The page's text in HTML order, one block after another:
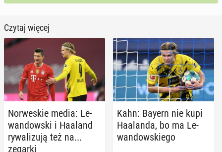
Czytaj więcej
Nor­we­skie media: Le­
wan­dow­ski i Haaland
ry­wa­li­zu­ją też na...
zegarki
Kahn: Bayern nie kupi
Ha­alan­da, bo ma Le­
wan­dow­skie­go